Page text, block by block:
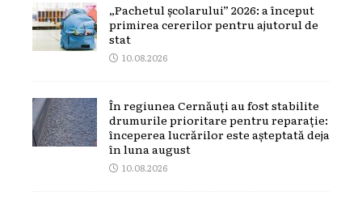
„Pachetul școlarului” 2026: a început
primirea cererilor pentru ajutorul de
stat
10.08.2026
În regiunea Cernăuți au fost stabilite
drumurile prioritare pentru reparație:
începerea lucrărilor este așteptată deja
în luna august
10.08.2026